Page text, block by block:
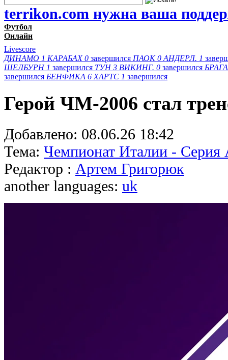
terrikon.com нужна ваша
Футбол
Онлайн
Livescore
ДИНАМО 1 КАРАБАХ 0 завершился ПАОК 0 АНДЕРЛ. 1
ШЕЛБУРН 1 завершился ТУН 3 ВИКИНГ. 0 завершился БРАГА
завершился БЕНФИКА 6 ХАРТС 1 завершился
Герой ЧМ-2006 стал
Добавлено: 08.06.26 18:42
Тема: Чемпионат Италии - Серия
Редактор : Артем Григорюк
another languages: uk